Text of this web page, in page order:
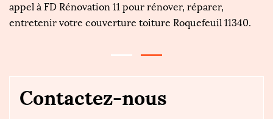
appel à FD Rénovation 11 pour rénover, réparer,
entretenir votre couverture toiture Roquefeuil 11340.
Contactez-nous